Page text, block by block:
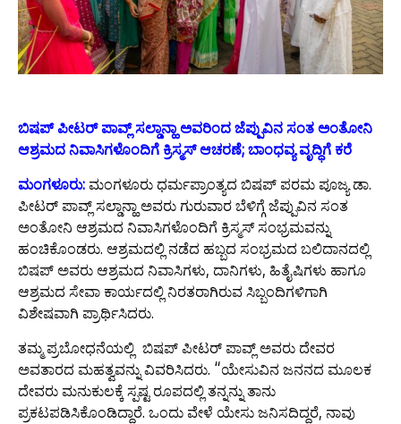
ಬಿಷಪ್ ಪೀಟರ್ ಪಾವ್ಲ್ಸಲ್ಡಾನ್ಹಾ ಅವರಿಂದ ಜೆಪ್ಪುವಿನ ಸಂತ ಅಂತೋನಿ
ಆಶ್ರಮದ ನಿವಾಸಿಗಳೊಂದಿಗೆ ಕ್ರಿಸ್ಮಸ್ ಆಚರಣೆ; ಬಾಂಧವ್ಯ ವೃದ್ಧಿಗೆ ಕರೆ
ಮಂಗಳೂರು: ಮಂಗಳೂರು ಧರ್ಮಪ್ರಾಂತ್ಯದ ಬಿಷಪ್ ಪರಮ ಪೂಜ್ಯ ಡಾ.
ಪೀಟರ್ ಪಾವ್ಲ್ ಸಲ್ಡಾನ್ಹಾ ಅವರು ಗುರುವಾರ ಬೆಳಿಗ್ಗೆ ಜೆಪ್ಪುವಿನ ಸಂತ
ಅಂತೋನಿ ಆಶ್ರಮದ ನಿವಾಸಿಗಳೊಂದಿಗೆ ಕ್ರಿಸ್ಮಸ್ ಸಂಭ್ರಮವನ್ನು
ಹಂಚಿಕೊಂಡರು. ಆಶ್ರಮದಲ್ಲಿ ನಡೆದ ಹಬ್ಬದ ಸಂಭ್ರಮದ ಬಲಿದಾನದಲ್ಲಿ
ಬಿಷಪ್ ಅವರು ಆಶ್ರಮದ ನಿವಾಸಿಗಳು, ದಾನಿಗಳು, ಹಿತೈಷಿಗಳು ಹಾಗೂ
ಆಶ್ರಮದ ಸೇವಾ ಕಾರ್ಯದಲ್ಲಿ ನಿರತರಾಗಿರುವ ಸಿಬ್ಬಂದಿಗಳಿಗಾಗಿ
ವಿಶೇಷವಾಗಿ ಪ್ರಾರ್ಥಿಸಿದರು.
ತಮ್ಮ ಪ್ರಬೋಧನೆಯಲ್ಲಿ ಬಿಷಪ್ ಪೀಟರ್ ಪಾವ್ಲ್ ಅವರು ದೇವರ
ಅವತಾರದ ಮಹತ್ವವನ್ನು ವಿವರಿಸಿದರು. “ಯೇಸುವಿನ ಜನನದ ಮೂಲಕ
ದೇವರು ಮನುಕುಲಕ್ಕೆ ಸ್ಪಷ್ಟ ರೂಪದಲ್ಲಿ ತನ್ನನ್ನು ತಾನು
ಪ್ರಕಟಪಡಿಸಿಕೊಂಡಿದ್ದಾರೆ. ಒಂದು ವೇಳೆ ಯೇಸು ಜನಿಸದಿದ್ದರೆ, ನಾವು